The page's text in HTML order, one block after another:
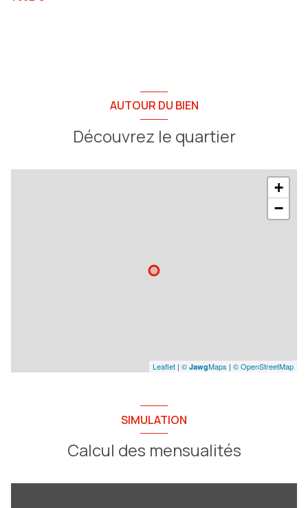
AUTOUR DU BIEN
Découvrez le quartier
+
−
Leaflet | © JawgMaps | © OpenStreetMap
SIMULATION
Calcul des mensualités